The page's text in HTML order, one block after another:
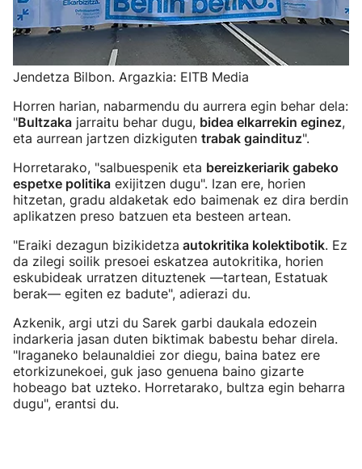
Jendetza Bilbon. Argazkia: EITB Media
Horren harian, nabarmendu du aurrera egin behar dela:
"Bultzaka jarraitu behar dugu, bidea elkarrekin eginez,
eta aurrean jartzen dizkiguten trabak gaindituz".
Horretarako, "salbuespenik eta bereizkeriarik gabeko
espetxe politika exijitzen dugu". Izan ere, horien
hitzetan, gradu aldaketak edo baimenak ez dira berdin
aplikatzen preso batzuen eta besteen artean.
"Eraiki dezagun bizikidetza autokritika kolektibotik. Ez
da zilegi soilik presoei eskatzea autokritika, horien
eskubideak urratzen dituztenek —tartean, Estatuak
berak— egiten ez badute", adierazi du.
Azkenik, argi utzi du Sarek garbi daukala edozein
indarkeria jasan duten biktimak babestu behar direla.
"Iraganeko belaunaldiei zor diegu, baina batez ere
etorkizunekoei, guk jaso genuena baino gizarte
hobeago bat uzteko. Horretarako, bultza egin beharra
dugu", erantsi du.